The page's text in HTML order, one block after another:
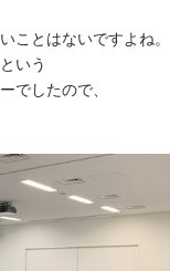
ことはないですよね。
いう
でしたので、